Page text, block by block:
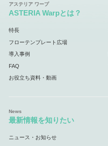
ASTERIA Warpとは？
特長
フローテンプレート広場
導入事例
FAQ
お役立ち資料・動画
最新情報を知りたい
ニュース・お知らせ